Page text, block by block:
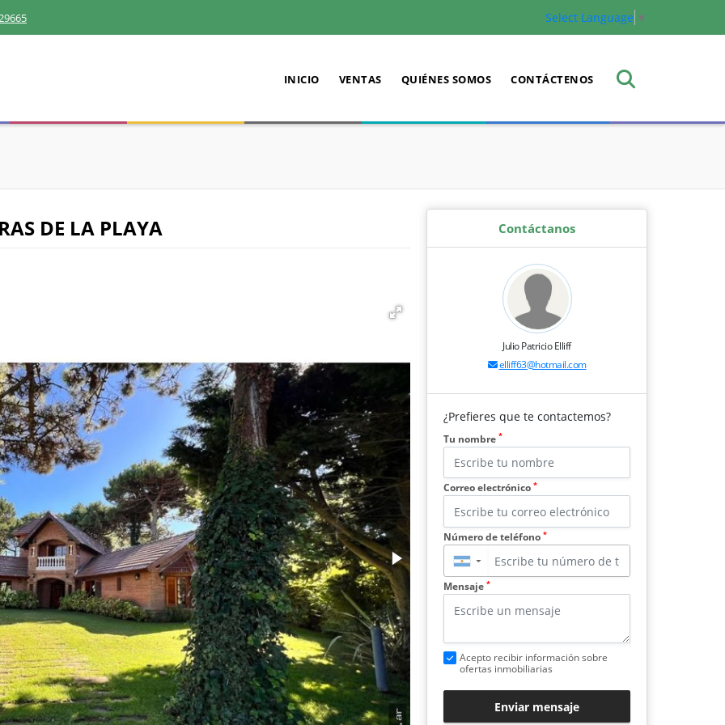
Select Language ▼
INICIO VENTAS QUIÉNES SOMOS CONTÁCTENOS
DE LA PLAYA Contáctanos
Julio Patricio Elliff
elliff63@hotmail.com
¿Prefieres que te contactemos?
Tu nombre *
Correo electrónico *
Número de teléfono *
▼
Mensaje *
Acepto recibir información sobre
ofertas inmobiliarias
Enviar mensaje